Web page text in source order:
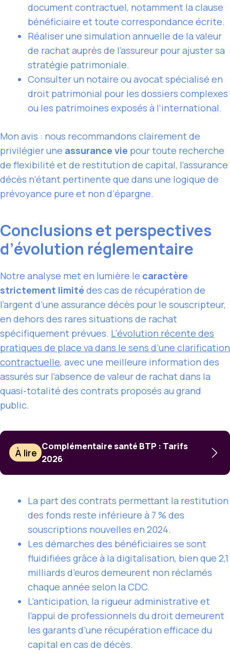
document contractuel, notamment la clause
bénéficiaire et toute correspondance écrite.
Réaliser une simulation annuelle de la valeur
de rachat auprès de l’assureur pour ajuster sa
stratégie patrimoniale.
Consulter un notaire ou avocat spécialisé en
droit patrimonial pour les dossiers complexes
ou les patrimoines exposés à l’international.
Mon avis : nous recommandons clairement de
privilégier une assurance vie pour toute recherche
de flexibilité et de restitution de capital, l’assurance
décès n’étant pertinente que dans une logique de
prévoyance pure et non d’épargne.
Conclusions et perspectives
d’évolution réglementaire
Notre analyse met en lumière le caractère
strictement limité des cas de récupération de
l’argent d’une assurance décès pour le souscripteur,
en dehors des rares situations de rachat
spécifiquement prévues. L’évolution récente des
pratiques de place va dans le sens d’une clarification
contractuelle, avec une meilleure information des
assurés sur l’absence de valeur de rachat dans la
quasi-totalité des contrats proposés au grand
public.
À lire
Complémentaire santé BTP : Tarifs
2026
La part des contrats permettant la restitution
des fonds reste inférieure à 7 % des
souscriptions nouvelles en 2024.
Les démarches des bénéficiaires se sont
fluidifiées grâce à la digitalisation, bien que 2,1
milliards d’euros demeurent non réclamés
chaque année selon la CDC.
L’anticipation, la rigueur administrative et
l’appui de professionnels du droit demeurent
les garants d’une récupération efficace du
capital en cas de décès.